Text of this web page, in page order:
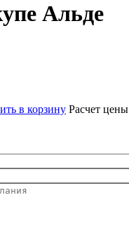
Альде
в корзину Расчет цены